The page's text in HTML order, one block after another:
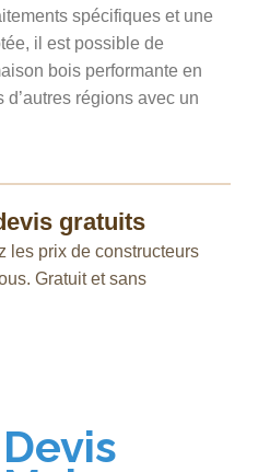
spécifiques et une
il est possible de
bois performante en
d’autres régions avec un
gratuits
les prix de constructeurs
Gratuit et sans